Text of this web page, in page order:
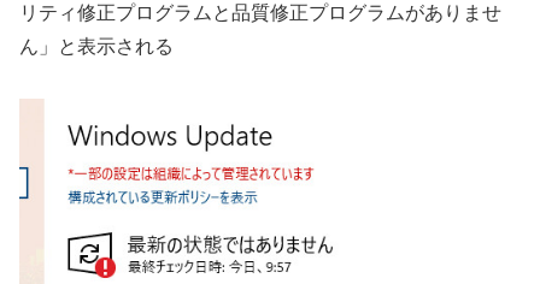
リティ修正プログラムと品質修正プログラムがありませ
ん」と表示される